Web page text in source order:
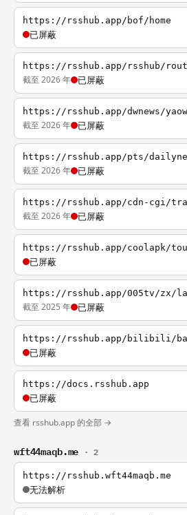
https://rsshub.app/bof/home
已屏蔽
https://rsshub.app/rsshub/
截至 2026 年 已屏蔽
https://rsshub.app/dwnews/
截至 2026 年 已屏蔽
https://rsshub.app/pts/
截至 2026 年 已屏蔽
https://rsshub.app/cdn-cgi/
截至 2026 年 已屏蔽
https://rsshub.app/coolapk/
已屏蔽
https://rsshub.app/005tv/zx/
截至 2025 年 已屏蔽
https://rsshub.app/bilibili/
已屏蔽
https://docs.rsshub.app
已屏蔽
查看 rsshub.app 的全部 →
wft44maqb.me · 2
https://rsshub.wft44maqb.me
无法解析